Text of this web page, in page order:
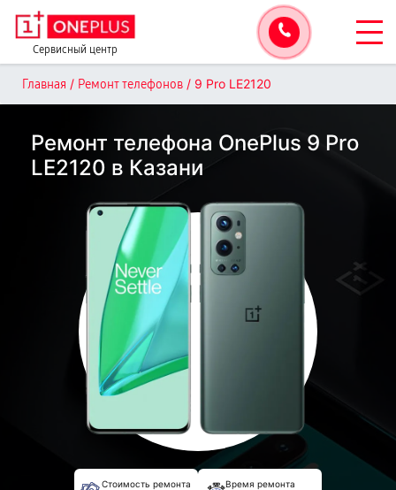
Сервисный центр
Главная / Ремонт телефонов / 9 Pro LE2120
Ремонт телефона OnePlus 9 Pro
LE2120 в Казани
Стоимость ремонта Время ремонта